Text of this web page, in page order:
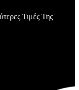
Τιμές Της